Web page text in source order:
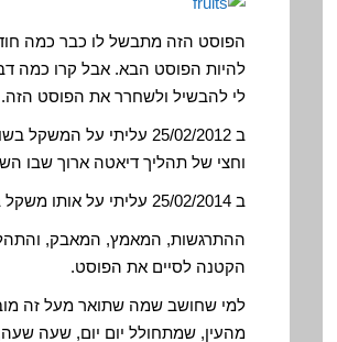
הפוסט הזה מתבשל לו כבר כמה
להיות הפוסט הבא. אבל קרו כמה
לי להבשיל ולשחרר את הפוסט הזה.
וחצי של תהליך דיאטה ארוך שבו השלתי כ-25 ק"ג
ב 25/02/2014 עליתי על אותו משקל בדיוק, שנתיים אחרי, והמשקל הראה 88.3 ק"ג.
ההתרגשות, המאמץ, המאבק,
הקטנה לסיים את הפוסט.
למי שחושב שמה שתואר מעל זה
מהעין, שמתחולל יום יום, שעה